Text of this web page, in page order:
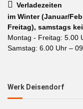
Verladezeiten
im Winter (Januar/
Freitag), samstags
Montag - Freitag: 5.00
Samstag: 6.00 Uhr –
Werk Deisendorf